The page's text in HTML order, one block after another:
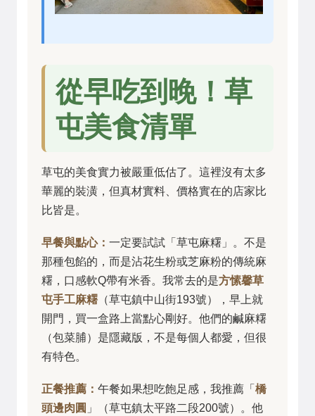
從早吃到晚！草
屯美食清單
草屯的美食實力被嚴重低估了。這裡沒有太多
華麗的裝潢，但真材實料、價格實在的店家比
比皆是。
早餐與點心： 一定要試試「草屯麻糬」。不是
那種包餡的，而是沾花生粉或芝麻粉的傳統麻
糬，口感軟Q帶有米香。我常去的是方愫馨草
屯手工麻糬 （草屯鎮中山街193號），早上就
開門，買一盒路上當點心剛好。他們的鹹麻糬
（包菜脯）是隱藏版，不是每個人都愛，但很
有特色。
正餐推薦： 午餐如果想吃飽足感，我推薦「 橋
頭邊肉圓 」（草屯鎮太平路二段200號）。他